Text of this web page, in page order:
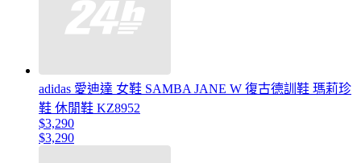
adidas 愛迪達 女鞋 SAMBA JANE W 復古德訓鞋 瑪莉珍
鞋 休閒鞋 KZ8952
$3,290
$3,290